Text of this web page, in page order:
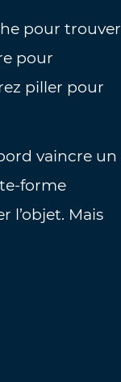
pour trouver
pour
piller pour
vaincre un
forme
l’objet. Mais